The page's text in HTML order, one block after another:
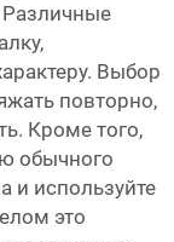
Выбор
повторно,
Кроме того,
обычного
и используйте
это